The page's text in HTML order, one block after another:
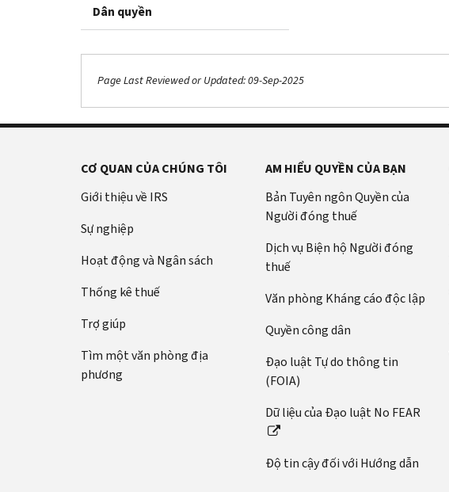
Dân quyền
Page Last Reviewed or Updated: 09-Sep-2025
CƠ QUAN CỦA CHÚNG TÔI
Giới thiệu về IRS
Sự nghiệp
Hoạt động và Ngân sách
Thống kê thuế
Trợ giúp
Tìm một văn phòng địa
phương
AM HIỂU QUYỀN CỦA BẠN
Bản Tuyên ngôn Quyền của
Người đóng thuế
Dịch vụ Biện hộ Người đóng
thuế
Văn phòng Kháng cáo độc lập
Quyền công dân
Đạo luật Tự do thông tin
(FOIA)
Dữ liệu của Đạo luật No FEAR
Độ tin cậy đối với Hướng dẫn